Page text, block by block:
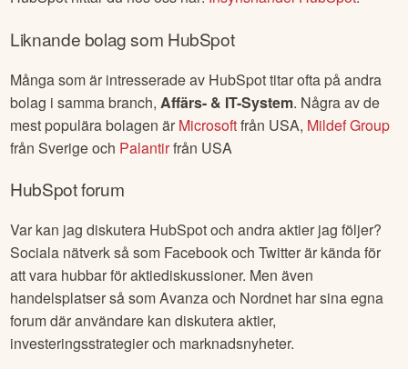
Liknande bolag som HubSpot
Många som är intresserade av HubSpottitar ofta på andra
bolag i samma branch,Affärs- & IT-System. Några av de
mest populära bolagen är Microsoftfrån USA, Mildef Group
frånSverigeoch Palantirfrån USA
HubSpotforum
Var kan jag diskutera HubSpotoch andra aktier jag följer?
Sociala nätverk så som Facebook och Twitter är kända för
att vara hubbar för aktiediskussioner. Men även
handelsplatser så som Avanza och Nordnet har sina egna
forum där användare kan diskutera aktier,
investeringsstrategier och marknadsnyheter.